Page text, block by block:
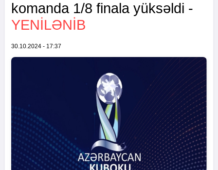
komanda 1/8 finala yüksəldi -
YENİLƏNİB
30.10.2024 - 17:37